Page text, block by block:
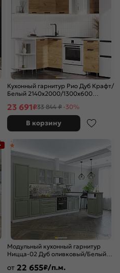
Кухонный гарнитур Рио Дуб Крафт/
Белый 2140x2000/1300x600
23 691₽33 844 ₽ -30%
В корзину
Модульный кухонный гарнитур
Ницца-02 Дуб оливковый/Белый
от 22 655₽/п.м.